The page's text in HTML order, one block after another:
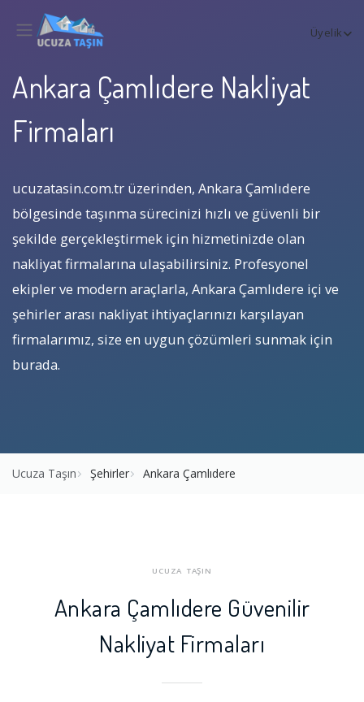
Üyelik
Ankara Çamlıdere Nakliyat
Firmaları
ucuzatasin.com.tr üzerinden, Ankara Çamlıdere
bölgesinde taşınma sürecinizi hızlı ve güvenli bir
şekilde gerçekleştirmek için hizmetinizde olan
nakliyat firmalarına ulaşabilirsiniz. Profesyonel
ekipler ve modern araçlarla, Ankara Çamlıdere içi ve
şehirler arası nakliyat ihtiyaçlarınızı karşılayan
firmalarımız, size en uygun çözümleri sunmak için
burada.
Ucuza Taşın Şehirler Ankara Çamlıdere
UCUZA TAŞIN
Ankara Çamlıdere Güvenilir
Nakliyat Firmaları